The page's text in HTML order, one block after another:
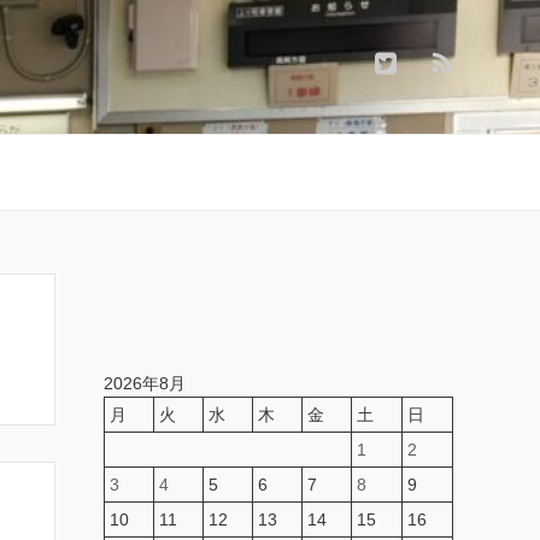
2026年8月
月
火 水 木 金 土
日
1
2
3
4 5 6 7 8
9
10
11 12 13 14 15 16